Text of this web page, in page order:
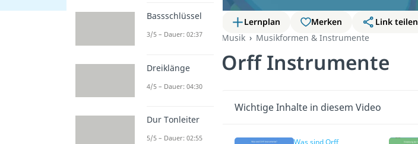
Lernplan Merken
Link teilen
Musik
Musikformen & Instrumente
Orff Instrumente
Wichtige Inhalte in diesem Video
Was sind Orff
Bassschlüssel
3/5 – Dauer: 02:37
Dreiklänge
4/5 – Dauer: 04:30
Dur Tonleiter
5/5 – Dauer: 02:55